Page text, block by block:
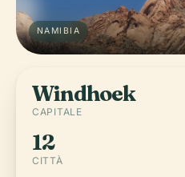
NAMIBIA
Windhoek
CAPITALE
12
CITTÀ